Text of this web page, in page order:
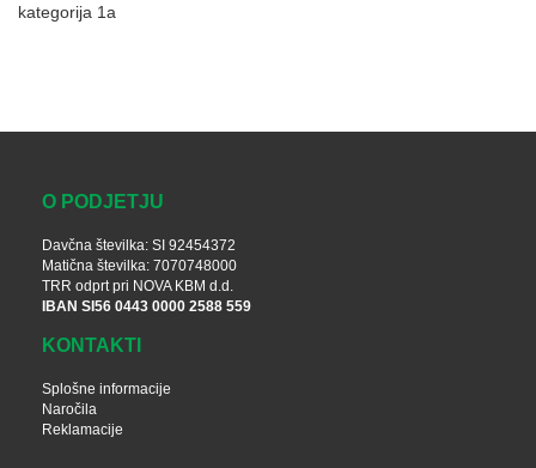
kategorija 1a
O PODJETJU
Davčna številka: SI 92454372
Matična številka: 7070748000
TRR odprt pri NOVA KBM d.d.
IBAN SI56 0443 0000 2588 559
KONTAKTI
Splošne informacije
Naročila
Reklamacije